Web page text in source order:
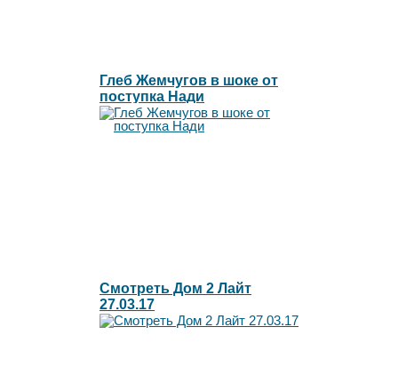
Глеб Жемчугов в шоке от
поступка Нади
Смотреть Дом 2 Лайт
27.03.17